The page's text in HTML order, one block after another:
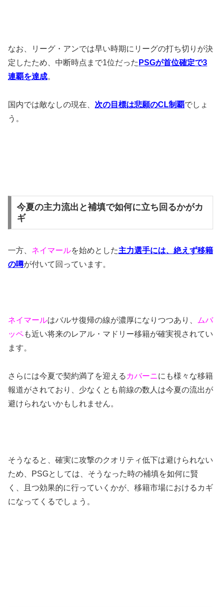
なお、リーグ・アンでは早い時期にリーグの打ち切りが決
定したため、中断時点まで1位だった PSGが首位確定で3
連覇を達成。
国内では敵なしの現在、 次の目標は悲願のCL制覇でしょ
う。
今夏の主力流出と補填で如何に立ち回るかがカ
ギ
一方、 ネイマールを始めとした主力選手には、絶えず移籍
の噂が付いて回っています。
ネイマールはバルサ復帰の線が濃厚になりつつあり、 ムバ
ッペも近い将来のレアル・マドリー移籍が確実視されてい
ます。
さらには今夏で契約満了を迎える カバーニにも様々な移籍
報道がされており、少なくとも前線の数人は今夏の流出が
避けられないかもしれません。
そうなると、確実に攻撃のクオリティ低下は避けられない
ため、PSGとしては、そうなった時の補填を如何に賢
く、且つ効果的に行っていくかが、移籍市場におけるカギ
になってくるでしょう。